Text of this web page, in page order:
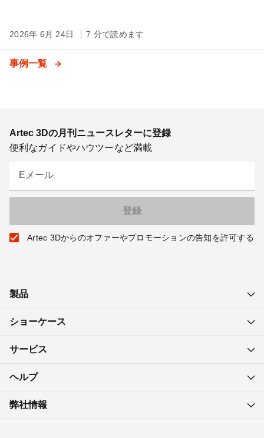
2026年 6月 24日 7 分で読めます
事例一覧
Artec 3Dの月刊ニュースレターに登録
便利なガイドやハウツーなど満載
Eメール
Artec 3Dからのオファーやプロモーションの告知を許可する
製品
ショーケース
サービス
ヘルプ
弊社情報